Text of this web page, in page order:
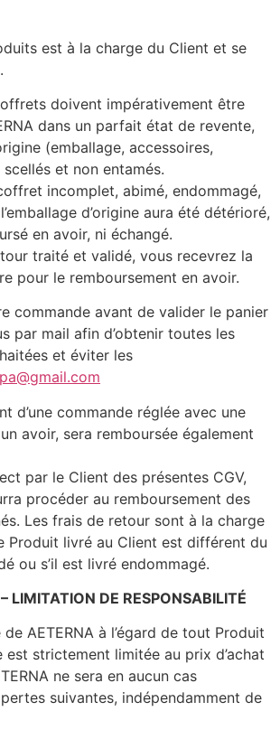
est à la charge du Client et se
doivent impérativement être
dans un parfait état de revente,
(emballage, accessoires,
et non entamés.
incomplet, abimé, endommagé,
d’origine aura été détérioré,
en avoir, ni échangé.
traité et validé, vous recevrez la
pour le remboursement en avoir.
commande avant de valider le panier
par mail afin d’obtenir toutes les
et éviter les
d’une commande réglée avec une
avoir, sera remboursée également
par le Client des présentes CGV,
procéder au remboursement des
Les frais de retour sont à la charge
Produit livré au Client est différent du
ou s’il est livré endommagé.
– LIMITATION DE RESPONSABILITÉ
AETERNA à l’égard de tout Produit
est strictement limitée au prix d’achat
ne sera en aucun cas
suivantes, indépendamment de